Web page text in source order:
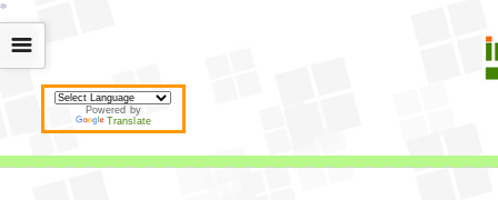
*
*
*
*
*
*
*
*
*
*
*
*
*
*
*
*
*
*
*
*
*
*
*
*
*
*
*
*
*
*
*
*
*
*
*
*
Powered by
Translate
☰